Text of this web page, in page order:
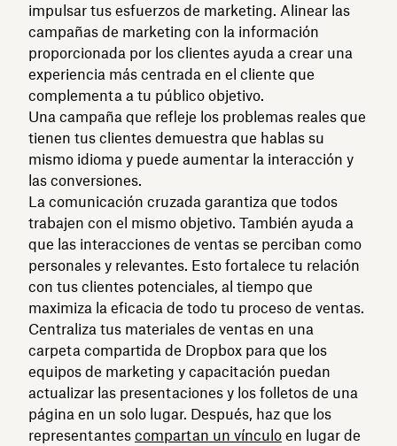
impulsar tus esfuerzos de marketing. Alinear las
campañas de marketing con la información
proporcionada por los clientes ayuda a crear una
experiencia más centrada en el cliente que
complementa a tu público objetivo.
Una campaña que refleje los problemas reales que
tienen tus clientes demuestra que hablas su
mismo idioma y puede aumentar la interacción y
las conversiones.
La comunicación cruzada garantiza que todos
trabajen con el mismo objetivo. También ayuda a
que las interacciones de ventas se perciban como
personales y relevantes. Esto fortalece tu relación
con tus clientes potenciales, al tiempo que
maximiza la eficacia de todo tu proceso de ventas.
Centraliza tus materiales de ventas en una
carpeta compartida de Dropbox para que los
equipos de marketing y capacitación puedan
actualizar las presentaciones y los folletos de una
página en un solo lugar. Después, haz que los
representantes compartan un vínculo en lugar de